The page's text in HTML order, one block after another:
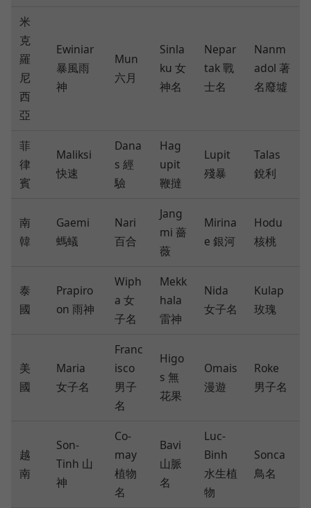
米
克
羅
尼
西
亞
Ewiniar
暴風雨
神
Mun
六月
Sinla
ku 女
神名
Nepar
tak 戰
士名
Nanm
adol 著
名廢墟
菲
律
賓
Maliksi
快速
Dana
s 經
驗
Hag
upit
鞭撻
Lupit
殘暴
Talas
銳利
南
韓
Gaemi
螞蟻
Nari
百合
Jang
mi 薔
薇
Mirina
e 銀河
Hodu
核桃
泰
國
Prapiro
on 雨神
Wiph
a 女
子名
Mekk
hala
雷神
Nida
女子名
Kulap
玫瑰
美
國
Maria
女子名
Franc
isco
男子
名
Higo
s 無
花果
Omais
漫遊
Roke
男子名
越
南
Son-
Tinh 山
神
Co-
may
植物
名
Bavi
山脈
名
Luc-
Binh
水生植
物
Sonca
鳥名